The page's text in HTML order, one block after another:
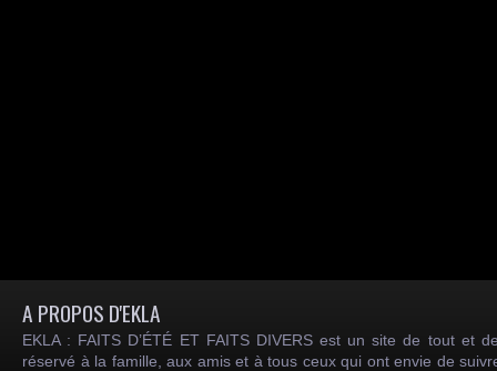
A PROPOS D'EKLA
EKLA : FAITS D’ÉTÉ ET FAITS DIVERS est un site de tout et
réservé à la famille, aux amis et à tous ceux qui ont envie de